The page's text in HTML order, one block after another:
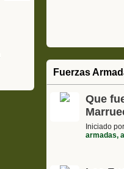
Fuerzas
Que
Iniciado
armadas,